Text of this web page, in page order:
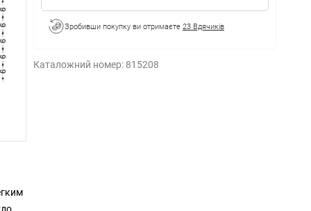
Зробивши покупку ви отримаєте 23 Вдячиків
Каталожний номер: 815208